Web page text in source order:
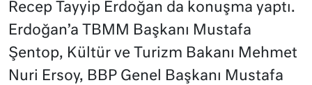
Recep Tayyip Erdoğan da konuşma yaptı.
Erdoğan’a TBMM Başkanı Mustafa
Şentop, Kültür ve Turizm Bakanı Mehmet
Nuri Ersoy, BBP Genel Başkanı Mustafa